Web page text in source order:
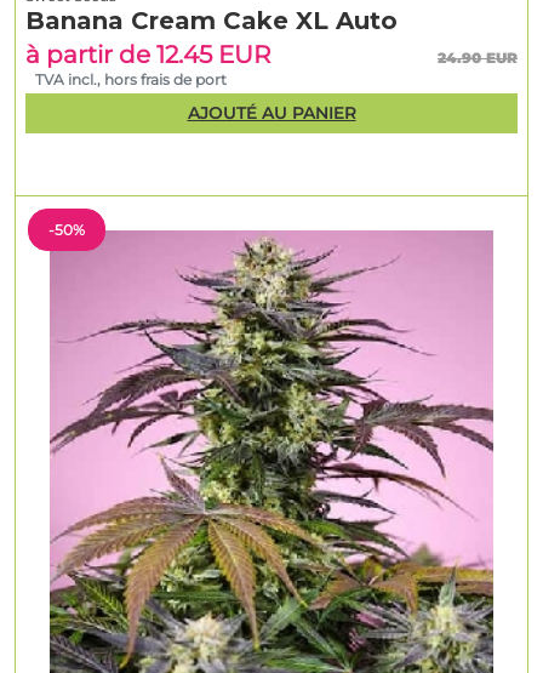
-50%
Banana Cream Cake XL Auto
à partir de 12.45 EUR
24.90 EUR
TVA incl., hors frais de port
AJOUTÉ AU PANIER